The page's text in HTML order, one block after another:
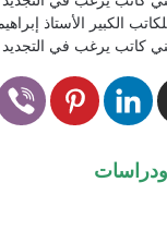
الكبير الأستاذ
كاتب يرغب في
ودراسات